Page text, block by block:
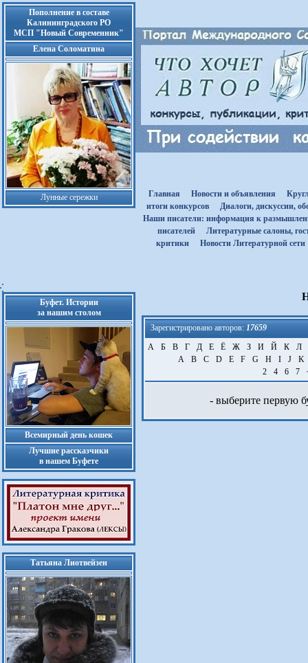
Пополнение в составе
Калининградского РО
МСП "Новый Современник"
Елена Соломатина
Лунные сережки Главная Новости и объявления
итоги конкурсов
Диалоги, дискуссии,
Наши писатели: информация к
писателей
Литературные салоны,
критики
Новости Литературной сети
Буфет. Истории
за нашим столом
Всемирный день кошек
Лучшие рассказчики
в нашем Буфете
Татьяна Лиотвейзен
Зарегистрировано авторов: 17659
А
Б В Г Д Е Ё Ж З И Й К
Л
A
B C D E F G H I J
K
2
4 6 7
- выберите первую